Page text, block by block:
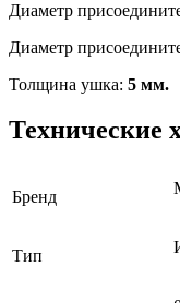
Диаметр
Диаметр
Толщина ушка: 5 мм.
Технические
Бренд
Тип